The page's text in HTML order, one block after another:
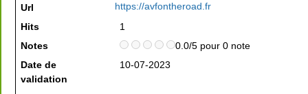
Url
https://avfontheroad.fr
Hits
1
Notes
0.0/5 pour 0 note
Date de
validation
10-07-2023